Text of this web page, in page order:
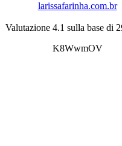
larissafarinha.com.br
Valutazione 4.1 sulla base di
K8WwmOV